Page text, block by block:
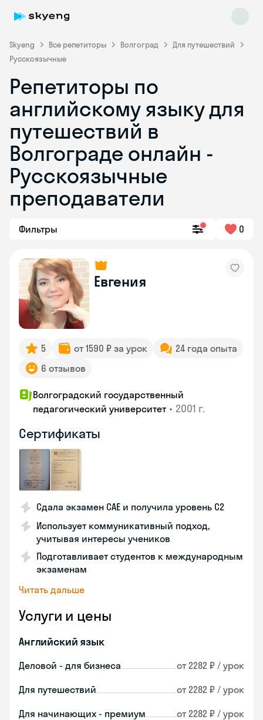
Skyeng Все репетиторы Волгоград
Для путешествий
Русскоязычные
Репетиторы по
английскому языку для
путешествий в
Волгограде онлайн -
Русскоязычные
преподаватели
Фильтры 0
Евгения
5 от 1590 ₽ за урок
24 года опыта
6 отзывов
Волгоградский государственный
педагогический университет • 2001 г.
Сертификаты
Сдала экзамен CAE и получила уровень С2
Использует коммуникативный подход,
учитывая интересы учеников
Подготавливает студентов к международным
экзаменам
Читать дальше
Услуги и цены
Английский язык
Деловой - для бизнеса от 2282 ₽ / урок
Для путешествий от 2282 ₽ / урок
Для начинающих - премиум от 2282 ₽ / урок
Skyeng Chat